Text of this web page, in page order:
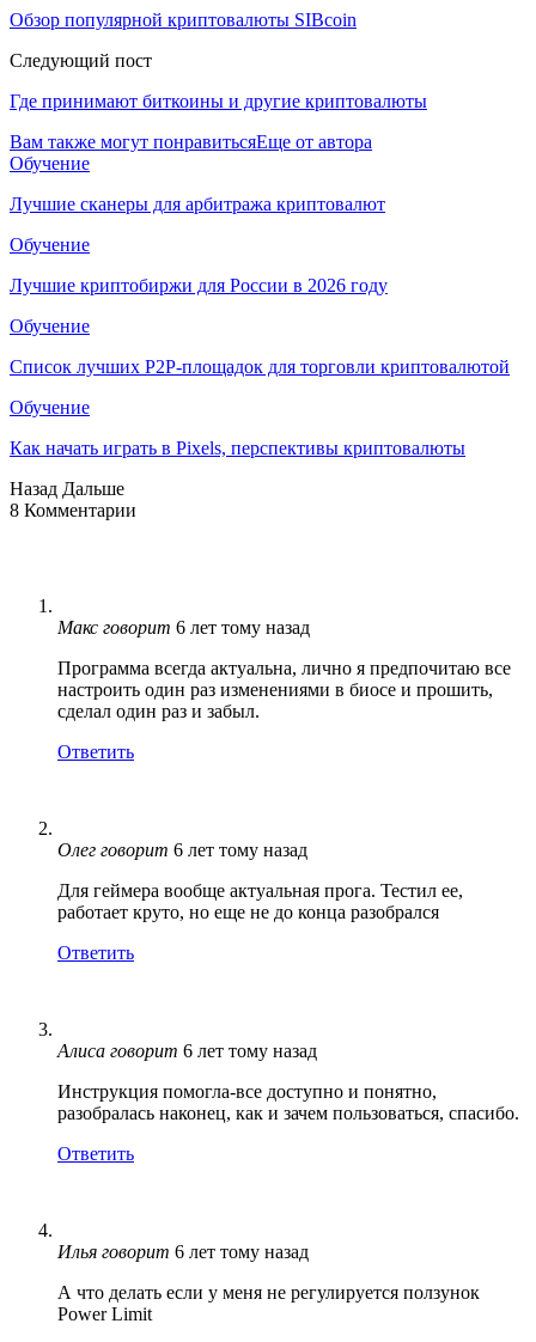
Обзор популярной криптовалюты SIBcoin
Следующий пост
Где принимают биткоины и другие криптовалюты
Вам также могут понравитьсяЕще от автора
Обучение
Лучшие сканеры для арбитража криптовалют
Обучение
Лучшие криптобиржи для России в 2026 году
Обучение
Список лучших P2P-площадок для торговли криптовалютой
Обучение
Как начать играть в Pixels, перспективы криптовалюты
Назад Дальше
8 Комментарии
Макс говорит 6 лет тому назад
Программа всегда актуальна, лично я предпочитаю все
настроить один раз изменениями в биосе и прошить,
сделал один раз и забыл.
Ответить
Олег говорит 6 лет тому назад
Для геймера вообще актуальная прога. Тестил ее,
работает круто, но еще не до конца разобрался
Ответить
Алиса говорит 6 лет тому назад
Инструкция помогла-все доступно и понятно,
разобралась наконец, как и зачем пользоваться, спасибо.
Ответить
Илья говорит 6 лет тому назад
А что делать если у меня не регулируется ползунок
Power Limit